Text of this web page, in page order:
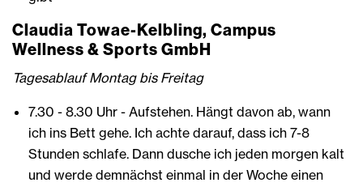
Claudia Towae-Kelbling, Campus
Wellness & Sports GmbH
Tagesablauf Montag bis Freitag
7.30 - 8.30 Uhr - Aufstehen. Hängt davon ab, wann
ich ins Bett gehe. Ich achte darauf, dass ich 7-8
Stunden schlafe. Dann dusche ich jeden morgen kalt
und werde demnächst einmal in der Woche einen